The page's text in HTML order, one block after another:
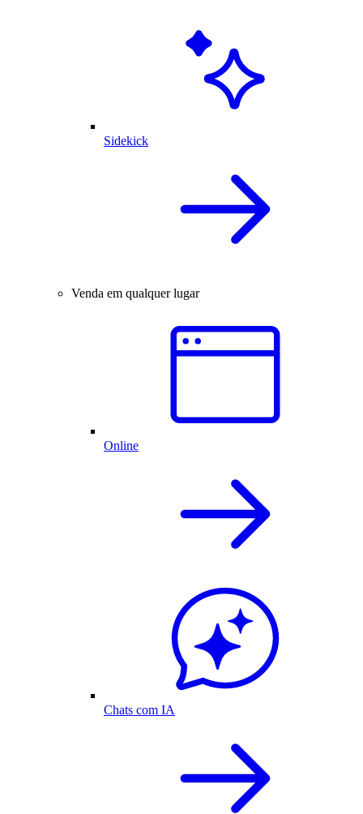
Sidekick
Venda em qualquer lugar
Online
Chats com IA